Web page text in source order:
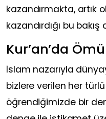
kazandırmakta, artık
kazandırdığı bu bakış
Kur’an’da
İslam nazarıyla
bizlere verilen her
öğrendiğimizde bir